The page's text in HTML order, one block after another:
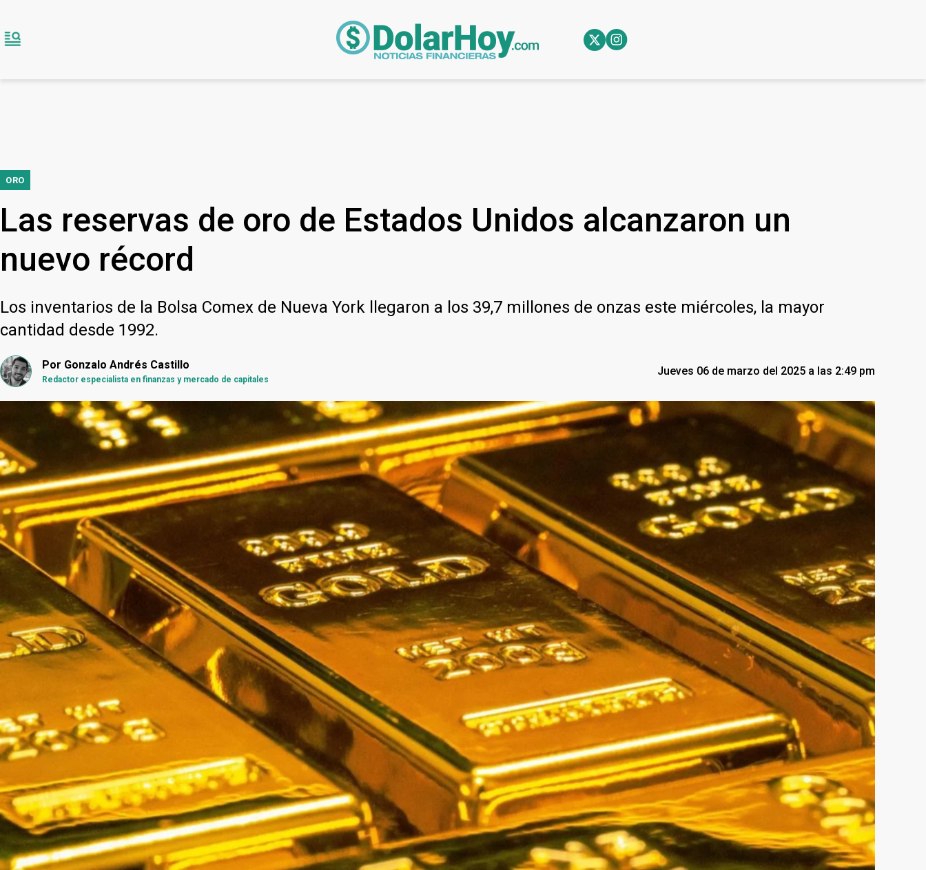
ORO
Las reservas de oro de Estados Unidos alcanzaron un
nuevo récord
Los inventarios de la Bolsa Comex de Nueva York llegaron a los 39,7 millones de onzas este miércoles, la mayor
cantidad desde 1992.
Por Gonzalo Andrés Castillo
Redactor especialista en finanzas y mercado de capitales
Jueves 06 de marzo del 2025 a las 2:49 pm